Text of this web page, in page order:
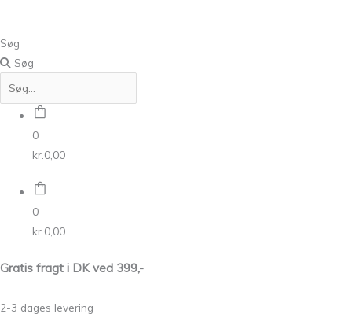
Søg
Søg
0
kr. 0,00
0
kr. 0,00
Gratis fragt i DK ved 399,-
2-3 dages levering